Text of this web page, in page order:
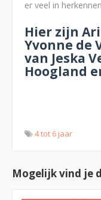
er veel in
Hier zijn
Yvonne de
van Jeska
Hoogland
4 tot 6 jaar
Mogelijk vind je